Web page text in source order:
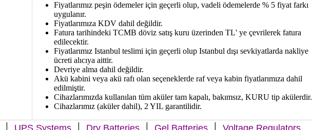
Fiyatlarımız peşin ödemeler için geçerli olup, vadeli ödemelerde % 5 fiyat farkı
uygulanır.
Fiyatlarımıza KDV dahil değildir.
Fatura tarihindeki TCMB döviz satış kuru üzerinden TL' ye çevrilerek fatura
edilecektir.
Fiyatlarımız Istanbul teslimi için geçerli olup Istanbul dışı sevkiyatlarda nakliye
ücreti alıcıya aittir.
Devriye alma dahil değildir.
Akü kabini veya akü rafı olan seçeneklerde raf veya kabin fiyatlarımıza dahil
edilmiştir.
Cihazlarımızda kullanılan tüm aküler tam kapalı, bakımsız, KURU tip akülerdir.
Cihazlarımız (aküler dahil), 2 YIL garantilidir.
| UPS Systems | Dry Batteries | Gel Batteries | Voltage Regulators